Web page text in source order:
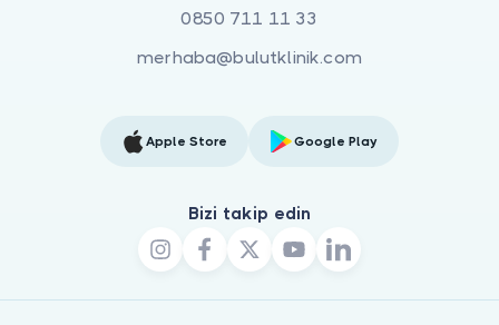
0850 711 11 33
merhaba@bulutklinik.com
Apple Store Google Play
Bizi takip edin